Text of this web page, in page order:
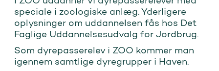
speciale i zoologiske anlæg. Yderligere
oplysninger om uddannelsen fås hos Det
Faglige Uddannelsesudvalg for Jordbrug.
Som dyrepasserelev i ZOO kommer man
igennem samtlige dyregrupper i Haven.